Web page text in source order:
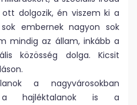
dolgozik, én viszem ki a
embernek nagyon sok
mindig az állam, inkább a
közösség dolga. Kicsit
a nagyvárosokban
a hajléktalanok is a